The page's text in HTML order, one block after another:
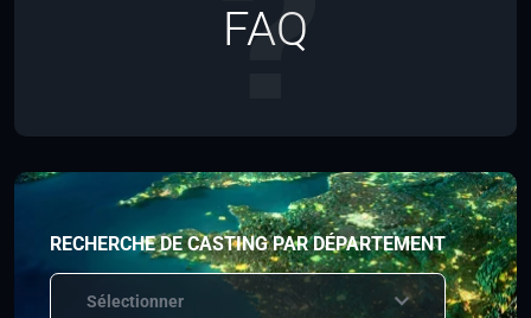
FAQ
RECHERCHE DE CASTING PAR DÉPARTEMENT
Sélectionner